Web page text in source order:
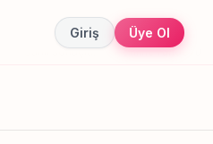
Giriş Üye Ol
Canlı sonuçlar Online randevu